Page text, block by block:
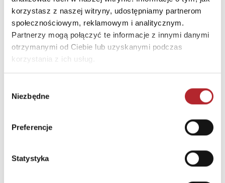
korzystasz z naszej witryny, udostępniamy partnerom
społecznościowym, reklamowym i analitycznym.
Partnerzy mogą połączyć te informacje z innymi danymi
otrzymanymi od Ciebie lub uzyskanymi podczas
korzystania z ich usług.
zgody
Niezbędne
Preferencje
Statystyka
Okładka
Twarda
Format
240x165x42 mm
DANE OSOBY ODPOWIEDZIALNEJ
Kod pocztowy
E-mail
sekretariat@znak.com.pl